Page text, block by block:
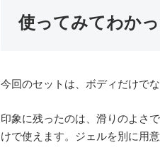
使ってみてわか
今回のセットは、ボディだけで
印象に残ったのは、滑りのよさ
けで使えます。ジェルを別に用